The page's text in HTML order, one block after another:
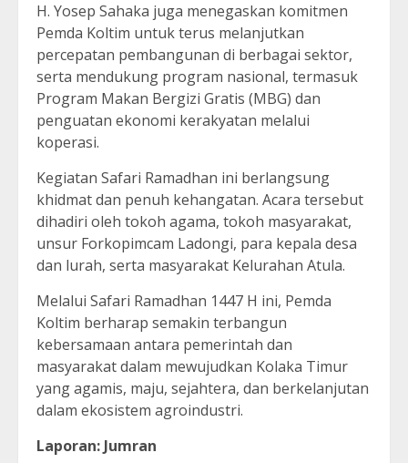
H. Yosep Sahaka juga menegaskan komitmen
Pemda Koltim untuk terus melanjutkan
percepatan pembangunan di berbagai sektor,
serta mendukung program nasional, termasuk
Program Makan Bergizi Gratis (MBG) dan
penguatan ekonomi kerakyatan melalui
koperasi.
Kegiatan Safari Ramadhan ini berlangsung
khidmat dan penuh kehangatan. Acara tersebut
dihadiri oleh tokoh agama, tokoh masyarakat,
unsur Forkopimcam Ladongi, para kepala desa
dan lurah, serta masyarakat Kelurahan Atula.
Melalui Safari Ramadhan 1447 H ini, Pemda
Koltim berharap semakin terbangun
kebersamaan antara pemerintah dan
masyarakat dalam mewujudkan Kolaka Timur
yang agamis, maju, sejahtera, dan berkelanjutan
dalam ekosistem agroindustri.
Laporan: Jumran